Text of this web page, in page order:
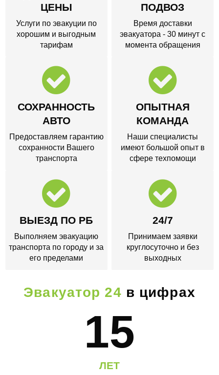
ЦЕНЫ
Услуги по эвакуции по
хорошим и выгодным
тарифам
ПОДВОЗ
Время доставки
эвакуатора - 30 минут с
момента обращения
СОХРАННОСТЬ
АВТО
Предоставляем гарантию
сохранности Вашего
транспорта
ОПЫТНАЯ
КОМАНДА
Наши специалисты
имеют большой опыт в
сфере техпомощи
ВЫЕЗД ПО РБ
Выполняем эвакуацию
транспорта по городу и за
его пределами
24/7
Принимаем заявки
круглосуточно и без
выходных
Эвакуатор 24 в цифрах
15
ЛЕТ